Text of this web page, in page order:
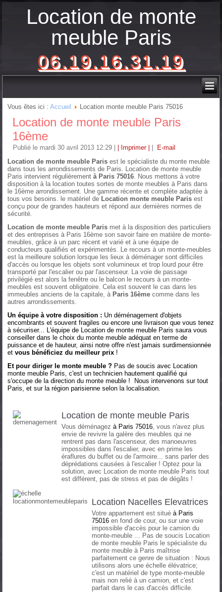
Location de monte
meuble Paris
06.19.16.31.19
Vous êtes ici :Accueil Location monte meuble Paris 75016
Location de monte meuble Paris
16ème
Publié le mardi 30 avril 2013 12:29 | Imprimer |
E-mail
Location de monte meuble Paris est le spécialiste du monte meuble
dans tous les arrondissements de Paris. Location de monte meuble
Paris intervient régulièrementà Paris 75016 . Nous mettons à votre
disposition à la location toutes sortes de monte meubles à Paris dans
le 16ème arrondissement. Une gamme récente et complète adaptée à
tous vos besoins. le matériel de Location monte meuble Paris est
conçu pour de grandes hauteurs et répond aux dernières normes de
sécurité.
Location de monte meuble Paris met à la disposition des particuliers
et des entreprises à Paris 16ème son savoir faire en matière de monte-
meubles, grâce à un parc récent et varié et à une équipe de
conducteurs qualifiés et expérimentés. Le recours à un monte-meubles
est la meilleure solution lorsque les lieux à déménager sont difficiles
d'accès ou lorsque les objets sont volumineux et trop lourd pour être
transporté par l'escalier ou par l'ascenseur. La voie de passage
privilégié est alors la fenêtre ou le balcon le recours à un monte-
meubles est souvent obligatoire. Cela est souvent le cas dans les
immeubles anciens de la capitale, à Paris 16ème comme dans les
autres arrondissements.
Un équipe à votre disposition : Un déménagement d'objets
encombrants et souvent fragiles ou encore une livraison que vous tenez
à sécuriser... L'équipe de Location de monte meuble Paris saura vous
conseiller dans le choix du monte meuble adéquat en terme de
puissance et de hauteur, ainsi notre offre n'est jamais surdimensionnée
etvous bénéficiez du meilleur prix !
Et pour diriger le monte meuble ? Pas de soucis avec Location
monte meuble Paris, c'est un technicien hautement qualifié qui
s'occupe de la direction du monte meuble ! Nous intervenons sur tout
Paris, et sur la région parisienne selon la localisation.
Location de monte meuble Paris
Vous déménagezà Paris 75016 , vous n'avez plus
envie de revivre la galère des meubles qui ne
rentrent pas dans l'ascenseur, des manoeuvres
impossibles dans l'escalier, avec en prime les
éraflures du buffet ou de l'armoire... sans parler des
déprédations causées à l'escalier ! Optez pour la
solution, avec Location de monte meuble Paris tout
est différent, pas de stress et pas de dégâts !
Location Nacelles Elevatrices
Votre appartement est situéà Paris
75016en fond de cour, ou sur une voie
impossible d'accès pour le camion du
monte-meuble ... Pas de soucis Location
de monte meuble Paris le spécialiste du
monte meuble à Paris maîtrise
parfaitement ce genre de situation : Nous
utilisons alors une échelle élévatrice;
c'est un matériel de type monte-meuble
mais non relié à un camion, et c'est
parfait dans le cas d'accès difficile.